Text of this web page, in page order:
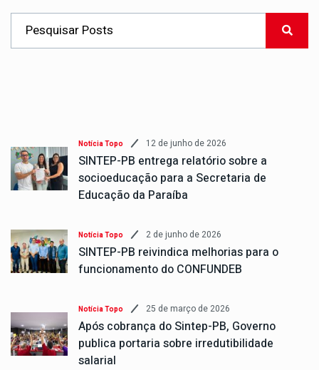
Notícia Topo 12 de junho de 2026
SINTEP-PB entrega relatório sobre a
socioeducação para a Secretaria de
Educação da Paraíba
Notícia Topo 2 de junho de 2026
SINTEP-PB reivindica melhorias para o
funcionamento do CONFUNDEB
Notícia Topo 25 de março de 2026
Após cobrança do Sintep-PB, Governo
publica portaria sobre irredutibilidade
salarial